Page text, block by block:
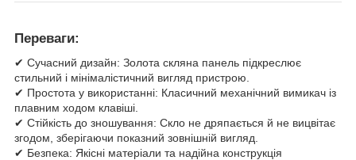
Переваги:
✔ Сучасний дизайн: Золота скляна панель підкреслює
стильний і мінімалістичний вигляд пристрою.
✔ Простота у використанні: Класичний механічний вимикач із
плавним ходом клавіші.
✔ Стійкість до зношування: Скло не дряпається й не вицвітає
згодом, зберігаючи показний зовнішній вигляд.
✔ Безпека: Якісні матеріали та надійна конструкція